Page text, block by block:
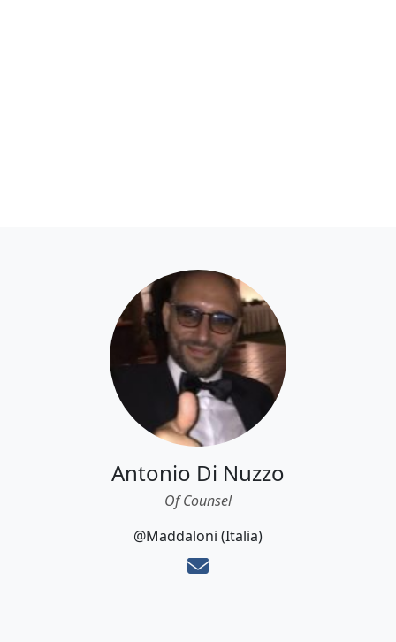
Antonio Di Nuzzo
Of Counsel
@Maddaloni (Italia)